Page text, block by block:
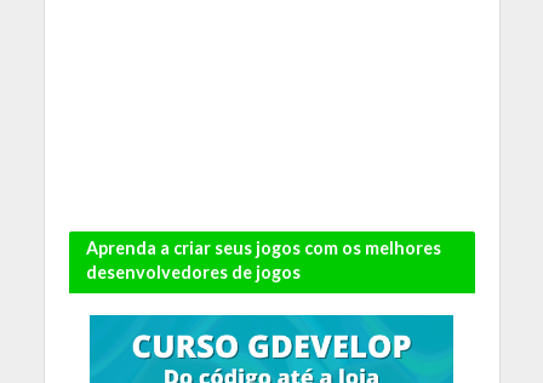
Aprenda a criar seus jogos com os melhores
desenvolvedores de jogos